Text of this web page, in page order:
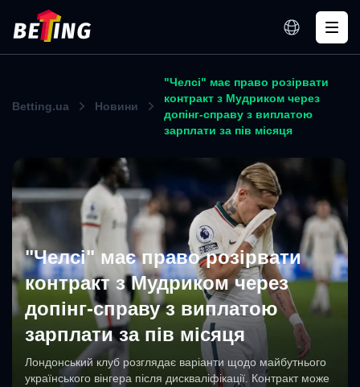
Betting.ua Новини
"Челсі" має право розірвати
контракт з Мудриком через
допінг-справу з виплатою
зарплати за пів місяця
"Челсі" має право розірвати
контракт з Мудриком через
допінг-справу з виплатою
зарплати за пів місяця
Лондонський клуб розглядає варіанти щодо майбутнього
українського вінгера після дискваліфікації. Контракт може